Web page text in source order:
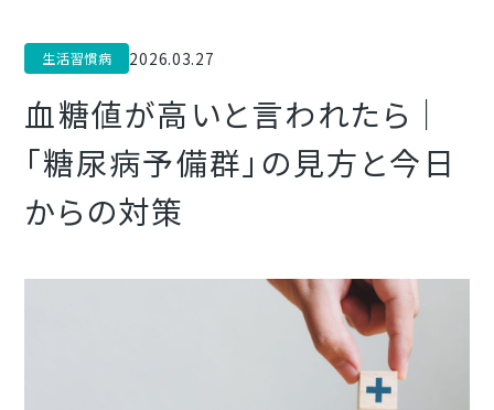
生活習慣病 2026.03.27
血糖値が高いと言われたら｜
「糖尿病予備群」の見方と今日
からの対策